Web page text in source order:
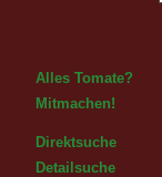
Alles Tomate?
Mitmachen!
Direktsuche
Detailsuche